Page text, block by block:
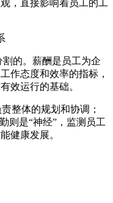
，直接影响着员工的工
的。薪酬是员工为企
作态度和效率的指标，
效运行的基础。
整体的规划和协调；
则是“神经”，监测员工
健康发展。